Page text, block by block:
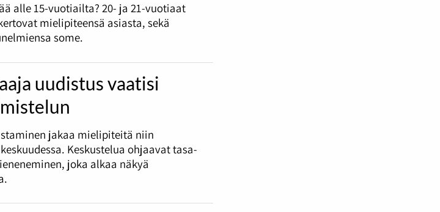
alle 15-vuotiailta? 20- ja 21-vuotiaat
mielipiteensä asiasta, sekä
some.
uudistus vaatisi
jakaa mielipiteitä niin
Keskustelua ohjaavat tasa-
joka alkaa näkyä